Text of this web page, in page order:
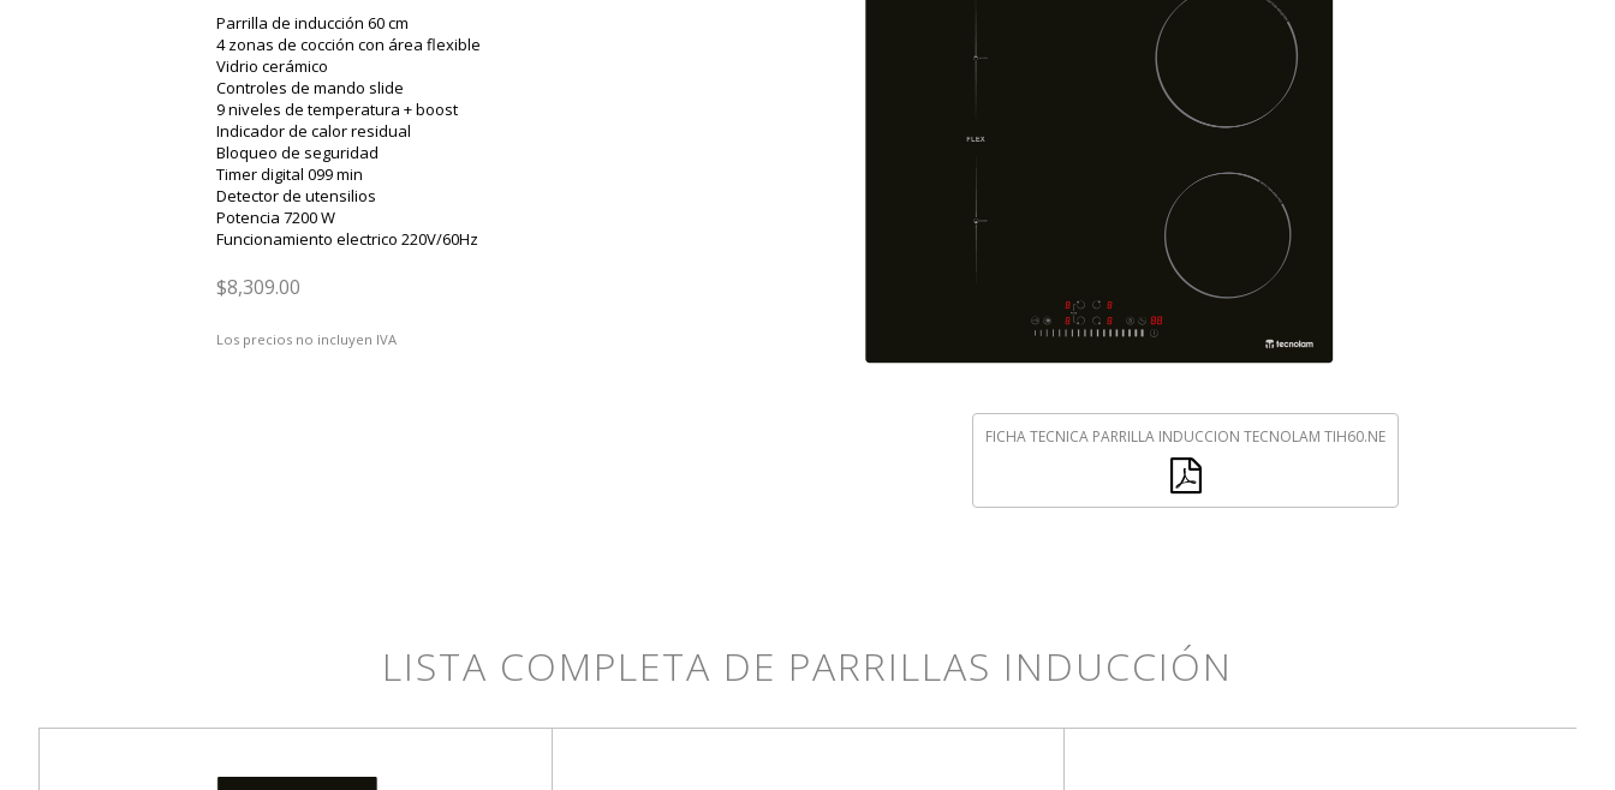
Parrilla de inducción 60 cm
4 zonas de cocción con área flexible
Vidrio cerámico
Controles de mando slide
9 niveles de temperatura + boost
Indicador de calor residual
Bloqueo de seguridad
Timer digital 099 min
Detector de utensilios
Potencia 7200 W
Funcionamiento electrico 220V/60Hz
$8,309.00
Los precios no incluyen IVA
FICHA TECNICA PARRILLA INDUCCION TECNOLAM TIH60.NE
LISTA COMPLETA DE PARRILLAS INDUCCIÓN